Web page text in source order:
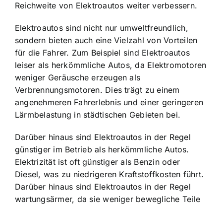
Reichweite von Elektroautos weiter verbessern.
Elektroautos sind nicht nur umweltfreundlich,
sondern bieten auch eine Vielzahl von Vorteilen
für die Fahrer. Zum Beispiel sind Elektroautos
leiser als herkömmliche Autos, da Elektromotoren
weniger Geräusche erzeugen als
Verbrennungsmotoren. Dies trägt zu einem
angenehmeren Fahrerlebnis und einer geringeren
Lärmbelastung in städtischen Gebieten bei.
Darüber hinaus sind Elektroautos in der Regel
günstiger im Betrieb als herkömmliche Autos.
Elektrizität ist oft günstiger als Benzin oder
Diesel, was zu niedrigeren Kraftstoffkosten führt.
Darüber hinaus sind Elektroautos in der Regel
wartungsärmer, da sie weniger bewegliche Teile